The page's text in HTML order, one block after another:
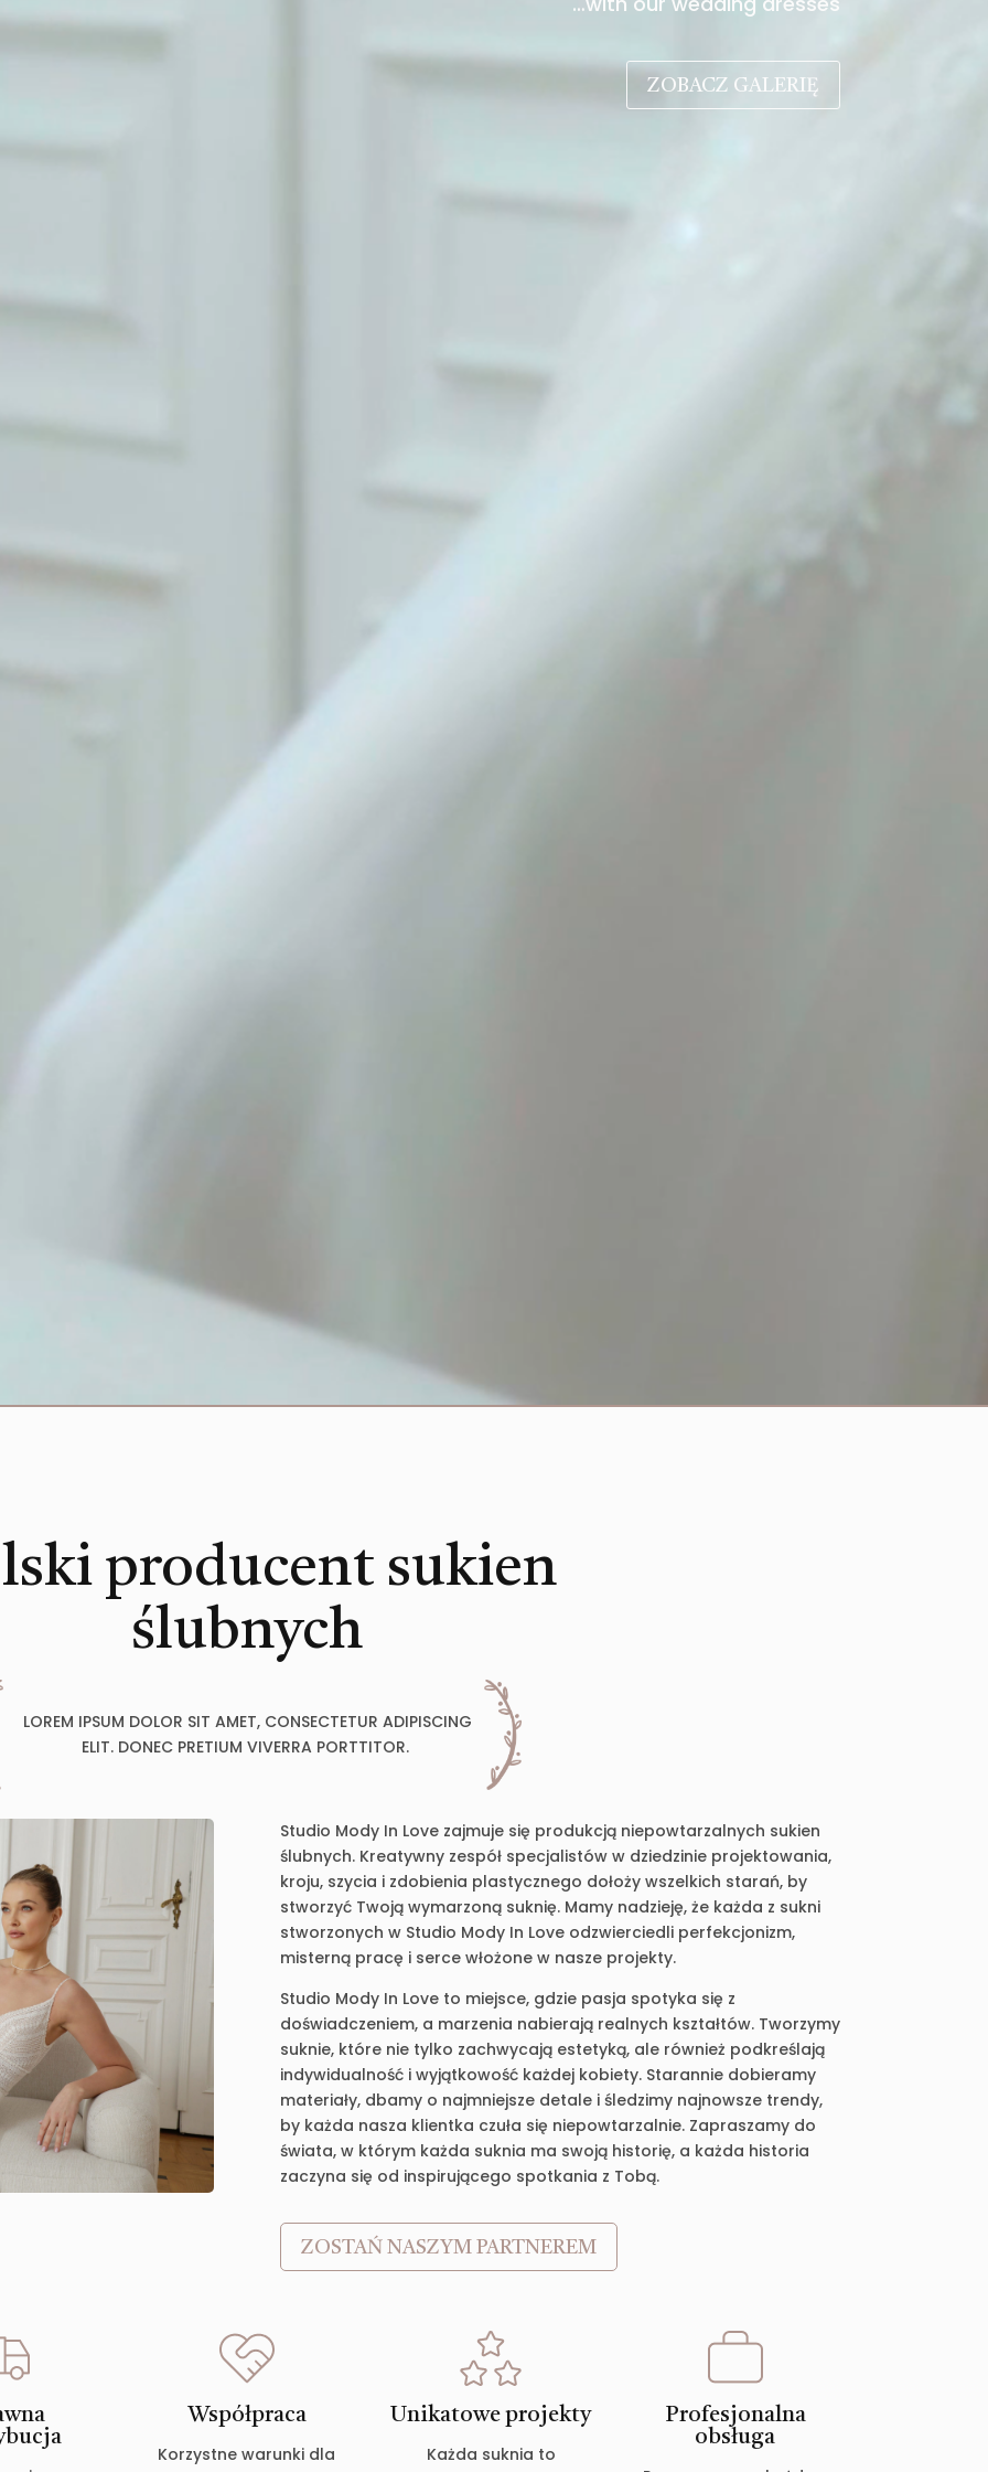
ZOBACZ GALERIĘ
producent sukien
ślubnych
LOREM IPSUM DOLOR SIT AMET, CONSECTETUR ADIPISCING
ELIT. DONEC PRETIUM VIVERRA PORTTITOR.
Studio Mody In Love zajmuje się produkcją niepowtarzalnych sukien
ślubnych. Kreatywny zespół specjalistów w dziedzinie projektowania,
kroju, szycia i zdobienia plastycznego dołoży wszelkich starań, by
stworzyć Twoją wymarzoną suknię. Mamy nadzieję, że każda z sukni
stworzonych w Studio Mody In Love odzwierciedli perfekcjonizm,
misterną pracę i serce włożone w nasze projekty.
Studio Mody In Love to miejsce, gdzie pasja spotyka się z
doświadczeniem, a marzenia nabierają realnych kształtów. Tworzymy
suknie, które nie tylko zachwycają estetyką, ale również podkreślają
indywidualność i wyjątkowość każdej kobiety. Starannie dobieramy
materiały, dbamy o najmniejsze detale i śledzimy najnowsze trendy,
by każda nasza klientka czuła się niepowtarzalnie. Zapraszamy do
świata, w którym każda suknia ma swoją historię, a każda historia
zaczyna się od inspirującego spotkania z Tobą.
ZOSTAŃ NASZYM PARTNEREM
Współpraca
Korzystne warunki dla
Unikatowe projekty
Każda suknia to
Profesjonalna
obsługa